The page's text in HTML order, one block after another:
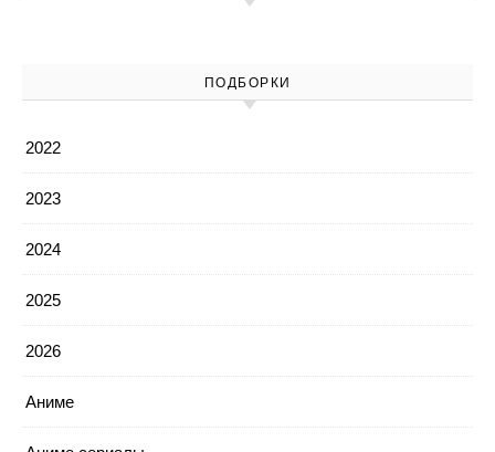
ПОДБОРКИ
2022
2023
2024
2025
2026
Аниме